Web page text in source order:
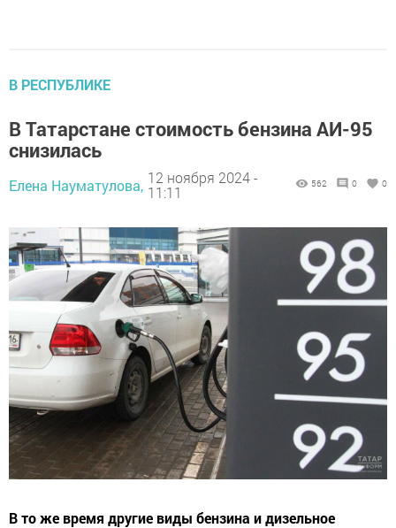
В РЕСПУБЛИКЕ
В Татарстане стоимость бензина АИ-95
снизилась
Елена Науматулова, 12 ноября 2024 -
11:11
562 0 0
В то же время другие виды бензина и дизельное